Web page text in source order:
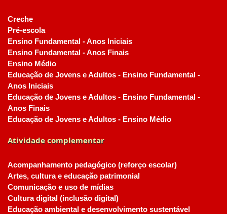
Creche
Pré-escola
Ensino Fundamental - Anos Iniciais
Ensino Fundamental - Anos Finais
Ensino Médio
Educação de Jovens e Adultos - Ensino Fundamental -
Anos Iniciais
Educação de Jovens e Adultos - Ensino Fundamental -
Anos Finais
Educação de Jovens e Adultos - Ensino Médio
Atividade complementar
Acompanhamento pedagógico (reforço escolar)
Artes, cultura e educação patrimonial
Comunicação e uso de mídias
Cultura digital (inclusão digital)
Educação ambiental e desenvolvimento sustentável